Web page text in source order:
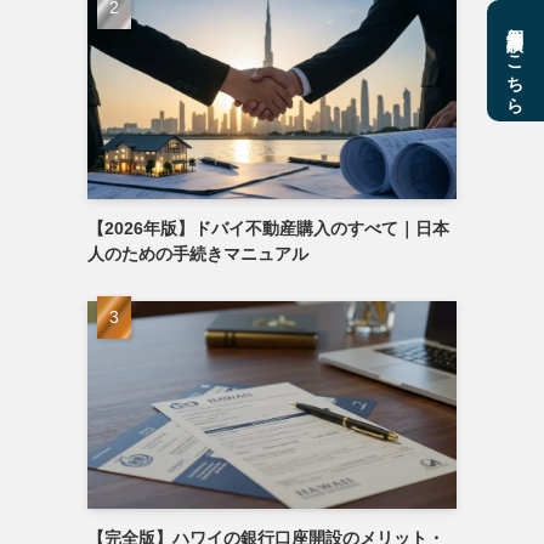
【2026年版】ドバイ不動産購入のすべて｜日本
人のための手続きマニュアル
【完全版】ハワイの銀行口座開設のメリット・
個別相談はこちら